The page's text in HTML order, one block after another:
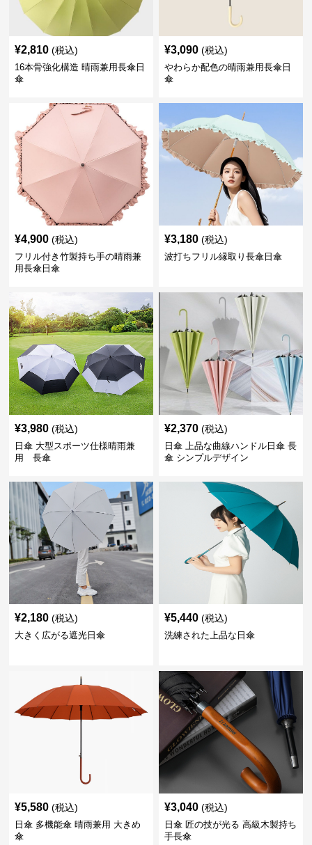
¥2,810 (税込)
16本骨強化構造 晴雨兼用長傘日
傘
¥3,090 (税込)
やわらか配色の晴雨兼用長傘日
傘
¥4,900 (税込)
フリル付き竹製持ち手の晴雨兼
用長傘日傘
¥3,180 (税込)
波打ちフリル縁取り長傘日傘
¥3,980 (税込)
日傘 大型スポーツ仕様晴雨兼
用 長傘
¥2,370 (税込)
日傘 上品な曲線ハンドル日傘 長
傘 シンプルデザイン
¥2,180 (税込)
大きく広がる遮光日傘
¥5,440 (税込)
洗練された上品な日傘
¥5,580 (税込)
日傘 多機能傘 晴雨兼用 大きめ
傘
¥3,040 (税込)
日傘 匠の技が光る 高級木製持ち
手長傘